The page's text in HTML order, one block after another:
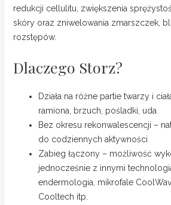
redukcji cellulitu, zwiększenia
skóry oraz zniwelowania zmarszczek,
rozstępów.
Dlaczego Storz?
Działa na różne partie twarzy i
ramiona, brzuch, pośladki, uda
Bez okresu rekonwalescencji –
do codziennych aktywności
Zabieg łączony – możliwość
jednocześnie z innymi
endermologia, mikrofale
Cooltech itp.